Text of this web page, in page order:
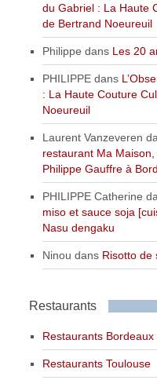
du Gabriel : La Haute
de Bertrand Noeureuil
Philippe dans Les 20
PHILIPPE dans
: La Haute Couture
Noeureuil
Laurent Vanzeveren
restaurant Ma
Philippe Gauffre à
PHILIPPE Catherine
miso et sauce soja
Nasu dengaku
Ninou dans Risotto de
Restaurants
Restaurants Bordeaux
Restaurants Toulouse